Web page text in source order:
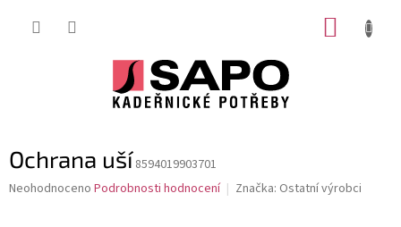
Ochrana uší 8594019903701
Průměrné
Neohodnoceno Podrobnosti hodnocení Značka: Ostatní výrobci